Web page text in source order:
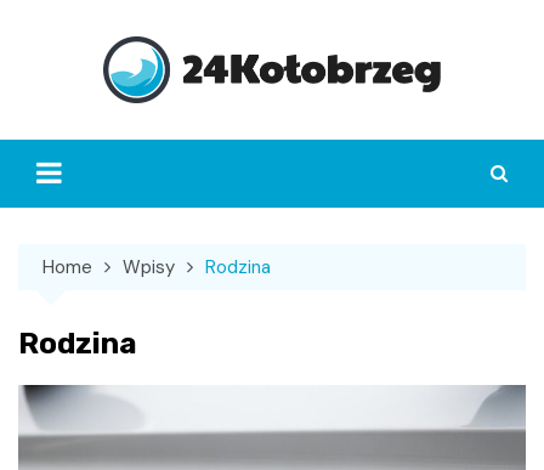
Home Wpisy Rodzina
Rodzina